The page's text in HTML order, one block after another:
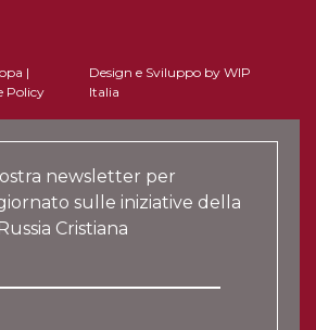
|
Policy
Design e Sviluppo by WIP
Italia
newsletter per
sulle iniziative della
Cristiana